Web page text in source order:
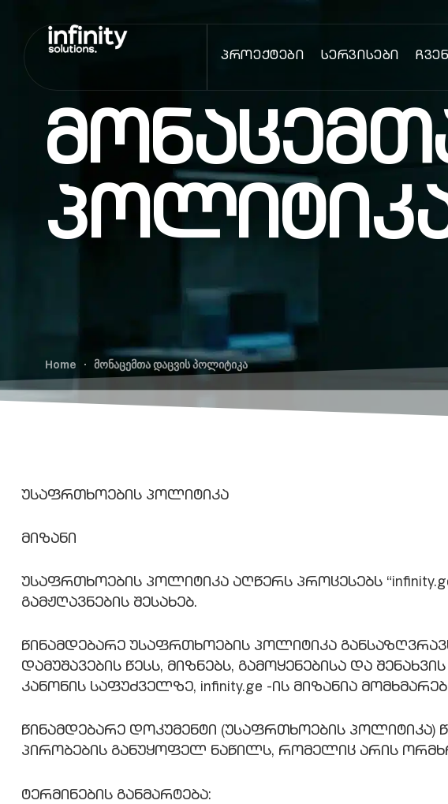
Პროექტები Სერვისები
Home მონაცემთა დაცვის პოლიტიკა
უსაფრთხოების პოლიტიკა
მიზანი
უსაფრთხოების პოლიტიკა აღწერს პროცესებს
გამჟღავნების შესახებ.
წინამდებარე უსაფრთხოების პოლიტიკა
დამუშავების წესს, მიზნებს, გამოყენებისა და
კანონის საფუძველზე, infinity.ge -ის მიზანია
წინამდებარე დოკუმენტი (უსაფრთხოების პოლიტიკა)
პირობების განუყოფელ ნაწილს, რომელიც არის
ტერმინების განმარტება: